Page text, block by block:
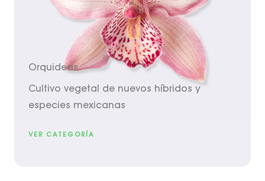
Orquideas
Cultivo vegetal de nuevos híbridos y
especies mexicanas
VER CATEGORÍA